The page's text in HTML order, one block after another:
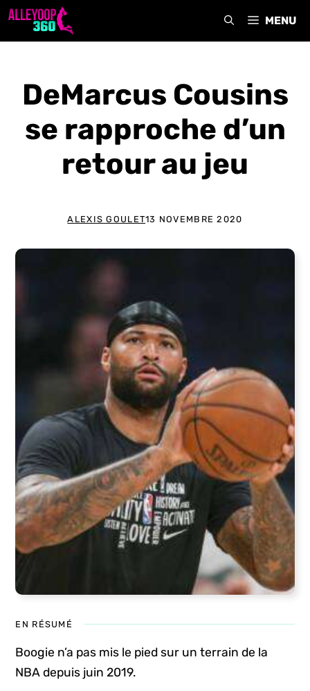
Aller
MENU
DeMarcus Cousins
se rapproche d’un
retour au jeu
ALEXIS GOULET13 NOVEMBRE 2020
EN RÉSUMÉ
Boogie n’a pas mis le pied sur un terrain de la
NBA depuis juin 2019.